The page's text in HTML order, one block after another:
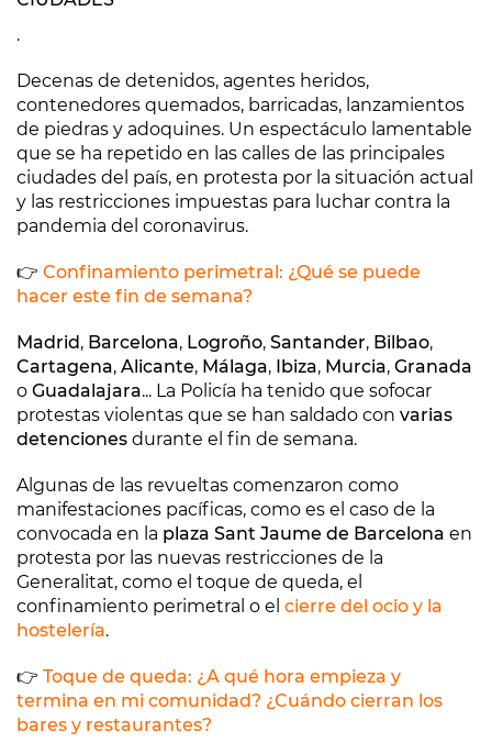
.
Decenas de detenidos, agentes heridos,
contenedores quemados, barricadas, lanzamientos
de piedras y adoquines. Un espectáculo lamentable
que se ha repetido en las calles de las principales
ciudades del país, en protesta por la situación actual
y las restricciones impuestas para luchar contra la
pandemia del coronavirus.
👉 Confinamiento perimetral: ¿Qué se puede
hacer este fin de semana?
Madrid, Barcelona, Logroño, Santander, Bilbao,
Cartagena, Alicante, Málaga, Ibiza, Murcia, Granada
o Guadalajara... La Policía ha tenido que sofocar
protestas violentas que se han saldado con varias
detenciones durante el fin de semana.
Algunas de las revueltas comenzaron como
manifestaciones pacíficas, como es el caso de la
convocada en la plaza Sant Jaume de Barcelona en
protesta por las nuevas restricciones de la
Generalitat, como el toque de queda, el
confinamiento perimetral o el cierre del ocio y la
hostelería.
👉 Toque de queda: ¿A qué hora empieza y
termina en mi comunidad? ¿Cuándo cierran los
bares y restaurantes?